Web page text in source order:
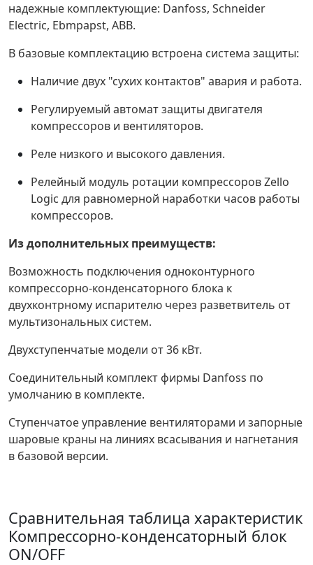
надежные комплектующие: Danfoss, Schneider
Electric, Ebmpapst, ABB.
В базовые комплектацию встроена система защиты:
Наличие двух "сухих контактов" авария и работа.
Регулируемый автомат защиты двигателя
компрессоров и вентиляторов.
Реле низкого и высокого давления.
Релейный модуль ротации компрессоров Zello
Logic для равномерной наработки часов работы
компрессоров.
Из дополнительных преимуществ:
Возможность подключения одноконтурного
компрессорно-конденсаторного блока к
двухконтрному испарителю через разветвитель от
мультизональных систем.
Двухступенчатые модели от 36 кВт.
Соединительный комплект фирмы Danfoss по
умолчанию в комплекте.
Ступенчатое управление вентиляторами и запорные
шаровые краны на линиях всасывания и нагнетания
в базовой версии.
Сравнительная таблица характеристик
Компрессорно-конденсаторный блок
ON/OFF